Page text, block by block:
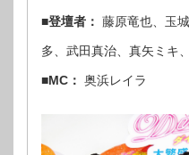
■登壇者： 藤原竜也、玉
多、武田真治、真矢ミキ
■MC： 奥浜レイラ